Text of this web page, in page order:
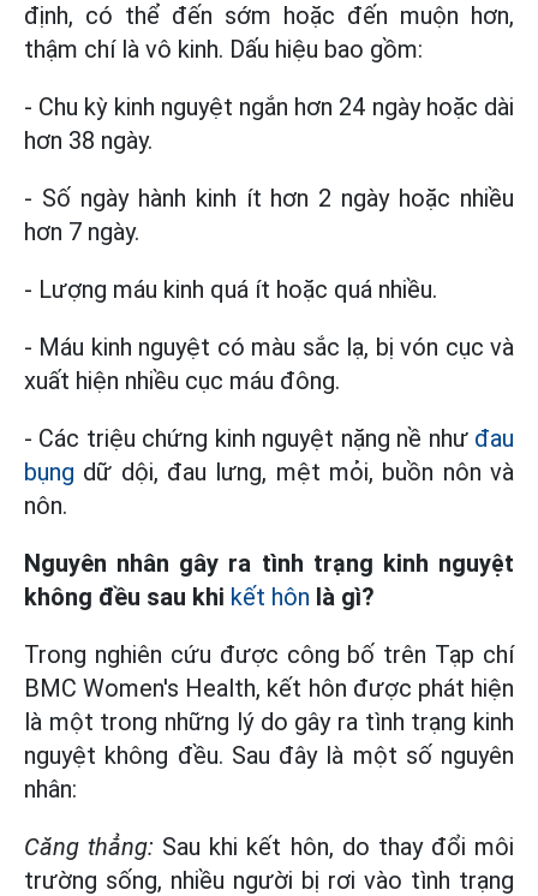
định, có thể đến sớm hoặc đến muộn hơn,
thậm chí là vô kinh. Dấu hiệu bao gồm:
- Chu kỳ kinh nguyệt ngắn hơn 24 ngày hoặc dài
hơn 38 ngày.
- Số ngày hành kinh ít hơn 2 ngày hoặc nhiều
hơn 7 ngày.
- Lượng máu kinh quá ít hoặc quá nhiều.
- Máu kinh nguyệt có màu sắc lạ, bị vón cục và
xuất hiện nhiều cục máu đông.
- Các triệu chứng kinh nguyệt nặng nề như đau
bụng dữ dội, đau lưng, mệt mỏi, buồn nôn và
nôn.
Nguyên nhân gây ra tình trạng kinh nguyệt
không đều sau khi kết hôn là gì?
Trong nghiên cứu được công bố trên Tạp chí
BMC Women's Health, kết hôn được phát hiện
là một trong những lý do gây ra tình trạng kinh
nguyệt không đều. Sau đây là một số nguyên
nhân:
Căng thẳng: Sau khi kết hôn, do thay đổi môi
trường sống, nhiều người bị rơi vào tình trạng